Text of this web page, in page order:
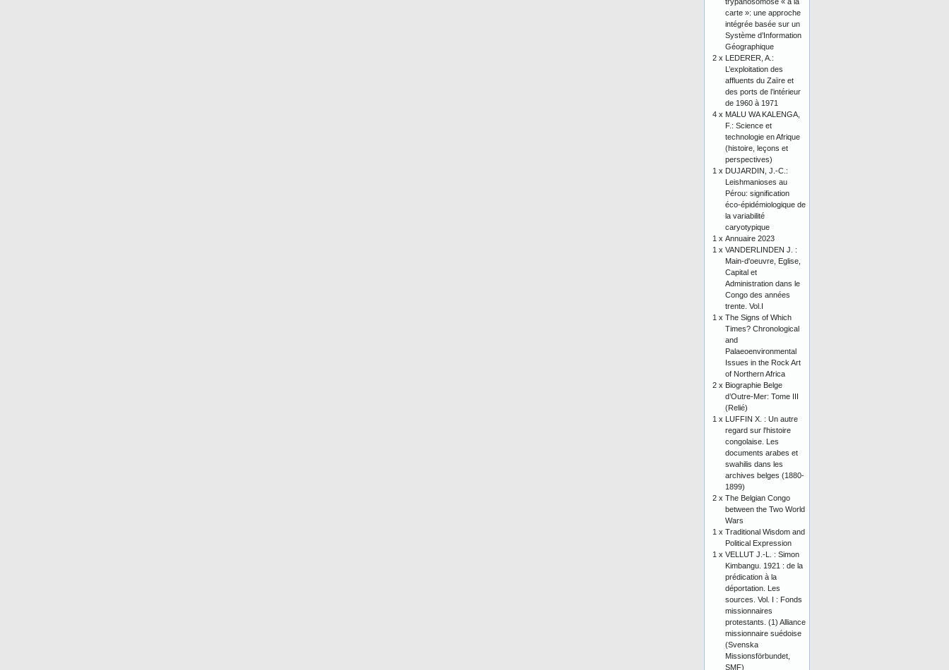
carte »: une approche
intégrée basée sur un
Système d’Information
Géographique
2 x LEDERER, A.:
L’exploitation des
affluents du Zaïre et
des ports de l’intérieur
de 1960 à 1971
4 x MALU WA KALENGA,
F.: Science et
technologie en Afrique
(histoire, leçons et
perspectives)
1 x DUJARDIN, J.-C.:
Leishmanioses au
Pérou: signification
éco-épidémiologique de
la variabilité
caryotypique
1 x Annuaire 2023
1 x VANDERLINDEN J. :
Main-d'oeuvre, Eglise,
Capital et
Administration dans le
Congo des années
trente. Vol.I
1 x The Signs of Which
Times? Chronological
and
Palaeoenvironmental
Issues in the Rock Art
of Northern Africa
2 x Biographie Belge
d’Outre-Mer: Tome III
(Relié)
1 x LUFFIN X. : Un autre
regard sur l'histoire
congolaise. Les
documents arabes et
swahilis dans les
archives belges (1880-
1899)
2 x The Belgian Congo
between the Two World
Wars
1 x Traditional Wisdom and
Political Expression
1 x VELLUT J.-L. : Simon
Kimbangu. 1921 : de la
prédication à la
déportation. Les
sources. Vol. I : Fonds
missionnaires
protestants. (1) Alliance
missionnaire suédoise
(Svenska
Missionsförbundet,
SMF)